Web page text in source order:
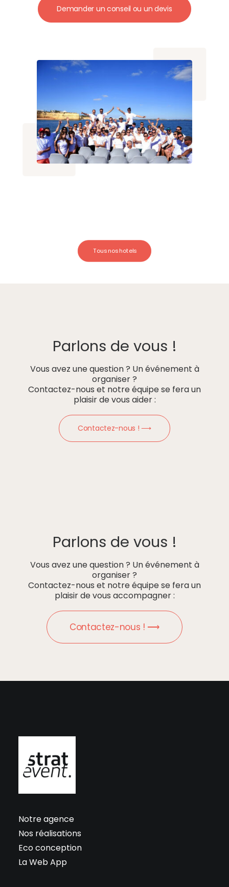
Demander un conseil ou un devis
Tous nos hotels
Parlons de vous !
Vous avez une question ? Un événement à
organiser ?
Contactez-nous et notre équipe se fera un
plaisir de vous aider :
Contactez-nous ! ⟶
Parlons de vous !
Vous avez une question ? Un événement à
organiser ?
Contactez-nous et notre équipe se fera un
plaisir de vous accompagner :
Contactez-nous ! ⟶
Notre agence
Nos réalisations
Eco conception
La Web App